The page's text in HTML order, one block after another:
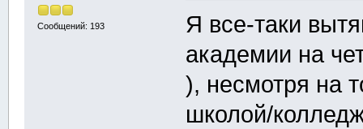
Сообщений: 193
Я все-таки
академии на
), несмотря на
школой/